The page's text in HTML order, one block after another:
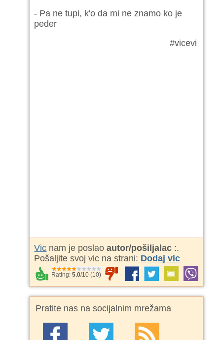
- Pa ne tupi, k'o da mi ne znamo ko je
peder
#vicevi
Vic nam je poslaoautor/pošiljalac :.
Pošaljite svoj vic na strani: Dodaj vic
Rating:5.0/10 (10)
Pratite nas na socijalnim mrežama